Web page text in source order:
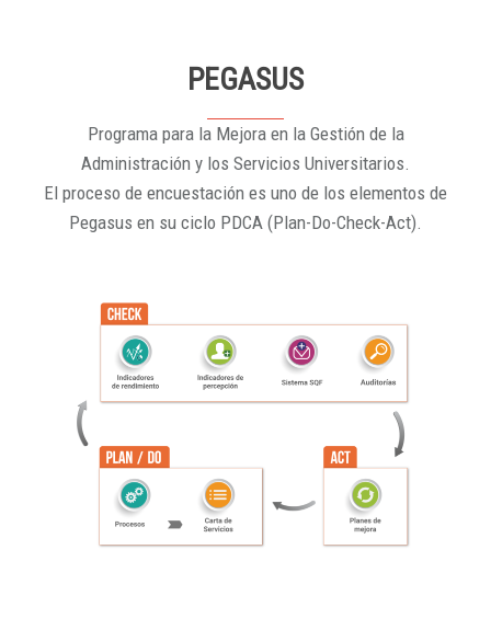
PEGASUS
Programa para la Mejora en la Gestión de la
Administración y los Servicios Universitarios.
El proceso de encuestación es uno de los elementos de
Pegasus en su ciclo PDCA (Plan-Do-Check-Act).